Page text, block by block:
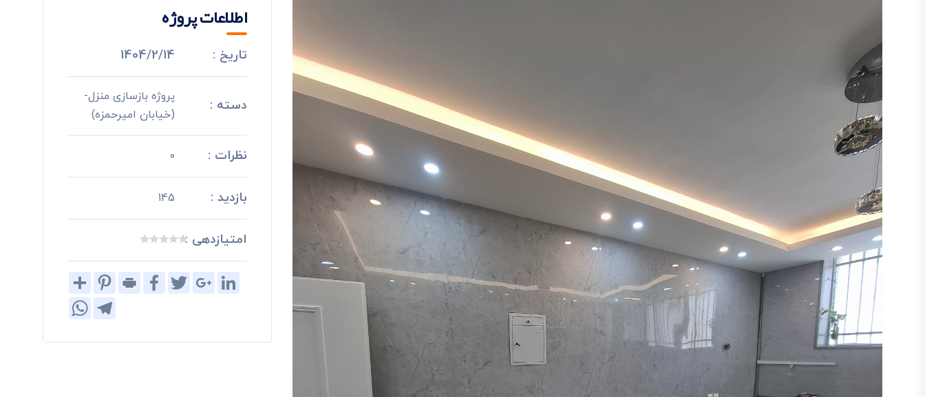
اطلاعات پروژه
تاریخ : 1404/2/14
دسته :
پروژه بازسازی منزل-
(خیابان امیرحمزه)
نظرات : 0
بازدید : 145
امتیازدهی :
Share
PinterestPrint
FacebookTwitterGoogle+LinkedIn
WhatsAppTelegram